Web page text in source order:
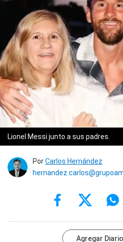
Lionel Messi junto a sus padres.
PorCarlos Hernández
Agregar